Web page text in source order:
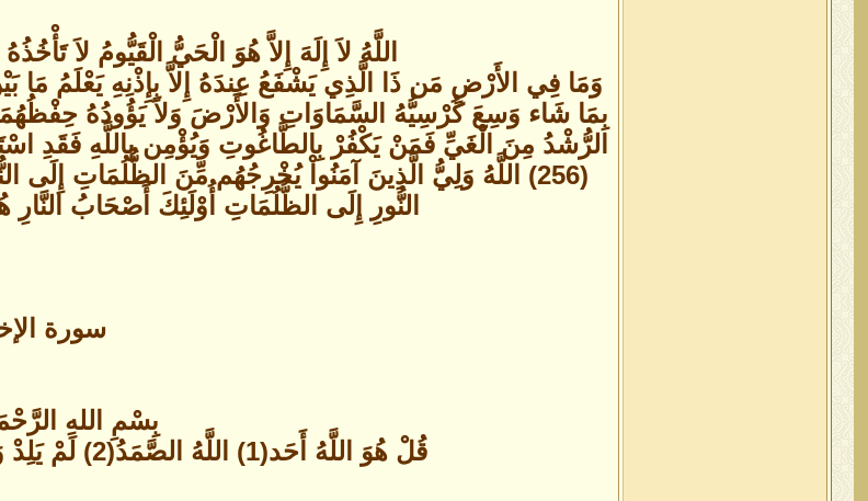
اللَّهُ لاَ إِلَهَ إِلاَّ هُوَ الْحَيُّ الْقَيُّومُ لاَ
وَمَا فِي الأَرْضِ مَن ذَا الَّذِي يَشْفَعُ عِندَهُ إِلاَّ بِإِذْنِهِ يَعْلَمُ
الرُّشْدُ مِنَ الْغَيِّ فَمَنْ يَكْفُرْ بِالطَّاغُوتِ وَيُؤْمِن بِاللَّهِ فَقَدِ
(256) اللَّهُ وَلِيُّ الَّذِينَ آمَنُواْ يُخْرِجُهُم مِّنَ الظُّلُمَاتِ
النُّورِ إِلَى الظُّلُمَاتِ أُوْلَئِكَ أَصْحَابُ النَّارِ هُمْ فِيهَا
سورة
بِسْمِ اللهِ
قُلْ هُوَ اللَّهُ أَحَد(1) اللَّهُ الصَّمَدُ(2) لَمْ يَلِدْ وَلَمْ يُولَدْ(3) وَلَمْ يَكُن لَّهُ كُفُواً أَحَدٌ(4)